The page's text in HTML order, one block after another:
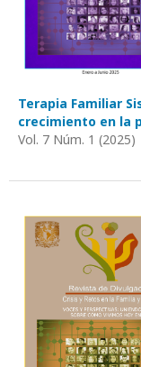
Terapia Familiar
crecimiento en la
Vol. 7 Núm. 1 (2025)